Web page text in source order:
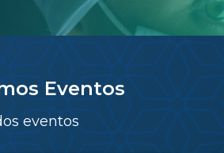
Eventos
eventos